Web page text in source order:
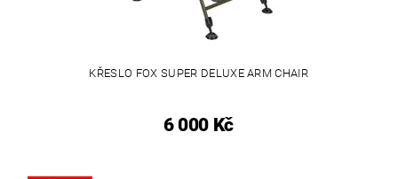
KŘESLO FOX SUPER DELUXE ARM CHAIR
6 000 Kč